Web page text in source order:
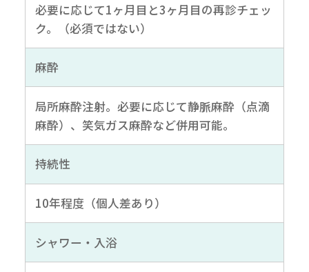
必要に応じて1ヶ月目と3ヶ月目の再診チェッ
ク。（必須ではない）
麻酔
局所麻酔注射。必要に応じて静脈麻酔（点滴
麻酔）、笑気ガス麻酔など併用可能。
持続性
10年程度（個人差あり）
シャワー・入浴